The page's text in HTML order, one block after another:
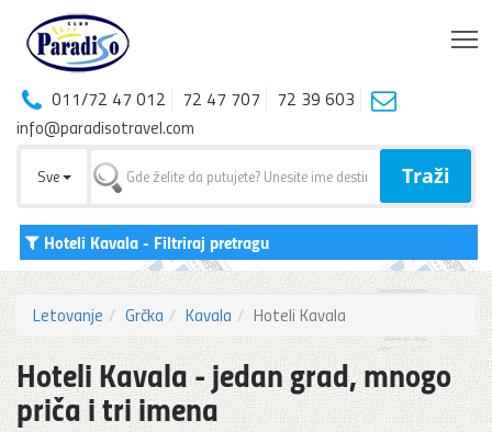
011/72 47 012 72 47 707
72 39 603
info@paradisotravel.com
Sve Traži
Hoteli Kavala- Filtriraj pretragu
Letovanje Grčka Kavala Hoteli Kavala
Hoteli Kavala - jedan grad, mnogo
priča i tri imena